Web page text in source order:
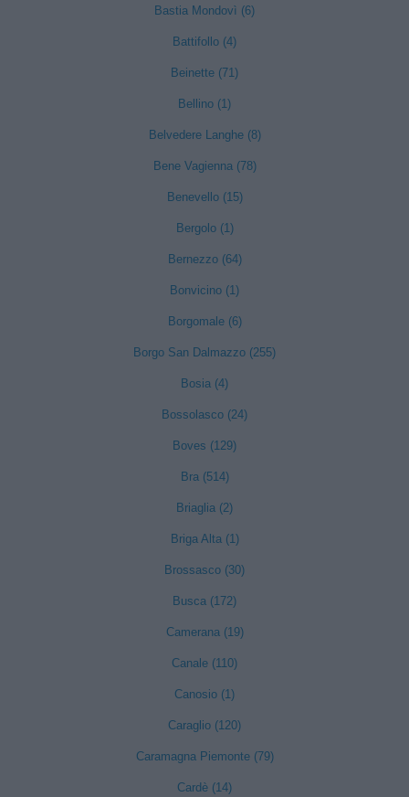
Bastia Mondovì (6)
Battifollo (4)
Beinette (71)
Bellino (1)
Belvedere Langhe (8)
Bene Vagienna (78)
Benevello (15)
Bergolo (1)
Bernezzo (64)
Bonvicino (1)
Borgomale (6)
Borgo San Dalmazzo (255)
Bosia (4)
Bossolasco (24)
Boves (129)
Bra (514)
Briaglia (2)
Briga Alta (1)
Brossasco (30)
Busca (172)
Camerana (19)
Canale (110)
Canosio (1)
Caraglio (120)
Caramagna Piemonte (79)
Cardè (14)